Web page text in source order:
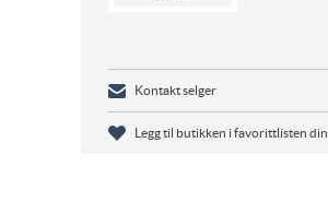
Kontakt selger
Legg til butikken i favorittlisten din